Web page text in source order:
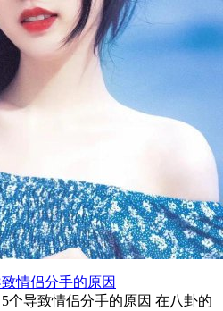
情侣分手的原因
个导致情侣分手的原因 在八卦的